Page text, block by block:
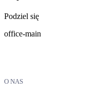
Podziel się
office-main
O NAS